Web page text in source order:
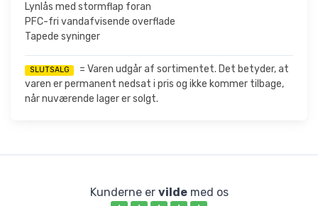
Lynlås med stormflap foran
PFC-fri vandafvisende overflade
Tapede syninger
SLUTSALG
= Varen udgår af sortimentet. Det betyder, at
varen er permanent nedsat i pris og ikke kommer tilbage,
når nuværende lager er solgt.
Kunderne er vildemed os